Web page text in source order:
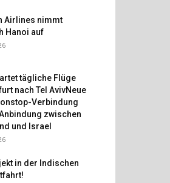
Airlines nimmt
Hanoi auf
tägliche Flüge
nach Tel AvivNeue
Verbindung
zwischen
und Israel
in der Indischen